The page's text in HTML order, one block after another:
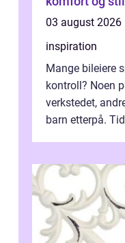
03 august 2026
inspiration
Mange bileiere
kontroll? Noen
verkstedet,
barn etterpå.